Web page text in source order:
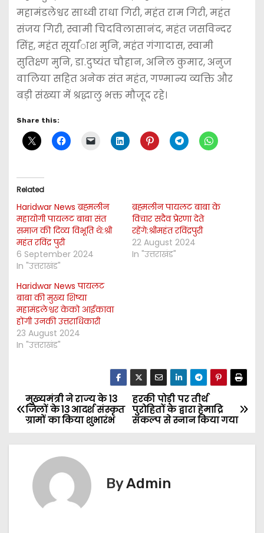
महामंडलेश्वर साध्वी राधा गिरी, महंत राम गिरी, महंत
संजय गिरी, स्वामी चिदविलासानंद, महंत जसविन्दर
सिंह, महंत सूर्यांाश मुनि, महंत गंगादास, स्वामी
सुतिक्ष्ण मुनि, डा.दुष्यंत चौहान, अनिल कुमार, अनुज
वालिया सहित अनेक संत महंत, गण्मान्य व्यक्ति और
बड़ी संख्या में श्रद्धालु भक्त मौजूद रहे।
Share this:
Related
Haridwar News ब्रह्मलीन
महायोगी पायलट बाबा संत
समाज की दिव्य विभूति थे:श्री
महंत रविंद्र पुरी
6 September 2024
In "उत्तराखंड"
ब्रह्मलीन पायलट बाबा के
विचार सदैव प्रेरणा देते
रहेंगे:श्रीमहंत रविंद्रपुरी
22 August 2024
In "उत्तराखंड"
Haridwar News पायलट
बाबा की मुख्य शिष्या
महामंडलेश्वर केको आईकावा
होंगी उनकी उत्तराधिकारी
23 August 2024
In "उत्तराखंड"
P
हरकी पोड़ी पर तीर्थ
पुरोहितों के द्वारा हेमाद्रि
संकल्प से स्नान किया गया
मुख्यमंत्री ने राज्य के 13
जिलों के 13 आदर्श संस्कृत
ग्रामों का किया शुभारंभ
ByAdmin